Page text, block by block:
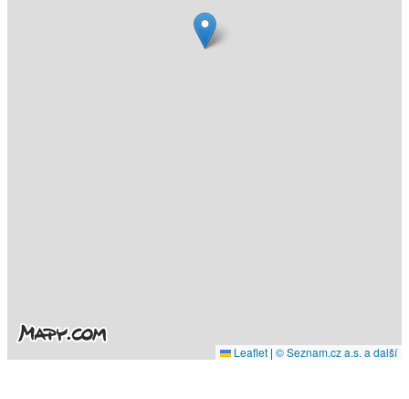
Leaflet | © Seznam.cz a.s. a další